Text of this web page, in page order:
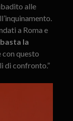
alle
a Roma e
la
con questo
di confronto.”